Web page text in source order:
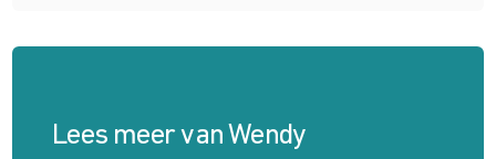
Lees meer van Wendy